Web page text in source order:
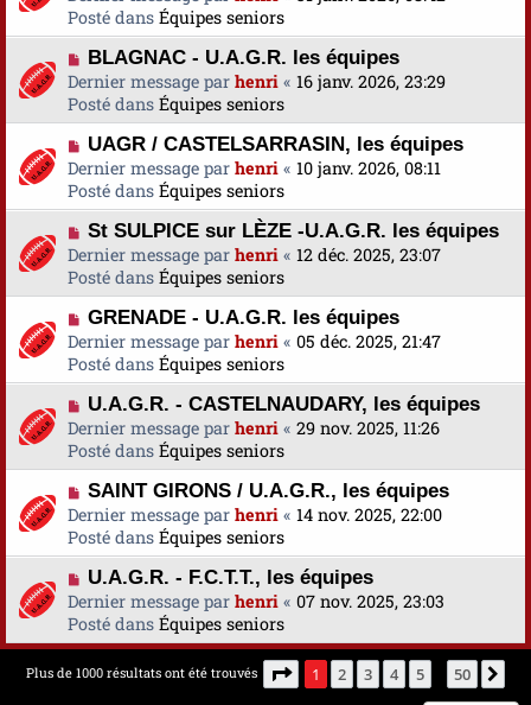
s
a
g
e
u
m
e
s
s
a
g
e
u
v
e
a
u
m
e
s
s
a
g
e
Posté dans Équipes seniors
N
o
u
v
e
a
u
m
e
s
s
a
g
e
BLAGNAC - U.A.G.R. les équipes
Dernier message par henri « 16 janv. 2026, 23:29
Posté dans Équipes seniors
N
o
u
v
e
a
u
m
e
s
s
a
g
e
UAGR / CASTELSARRASIN, les équipes
Dernier message par henri « 10 janv. 2026, 08:11
Posté dans Équipes seniors
N
o
u
v
e
a
u
m
e
s
s
a
g
e
St SULPICE sur LÈZE -U.A.G.R. les équipes
Dernier message par henri « 12 déc. 2025, 23:07
Posté dans Équipes seniors
N
o
u
v
e
a
u
m
e
s
s
a
g
e
GRENADE - U.A.G.R. les équipes
Dernier message par henri « 05 déc. 2025, 21:47
Posté dans Équipes seniors
N
o
u
v
e
a
u
m
e
s
s
a
g
U.A.G.R. - CASTELNAUDARY, les équipes
Dernier message par henri « 29 nov. 2025, 11:26
Posté dans Équipes seniors
N
o
u
v
e
a
u
m
e
SAINT GIRONS / U.A.G.R., les équipes
Dernier message par henri « 14 nov. 2025, 22:00
Posté dans Équipes seniors
N
o
u
v
e
U.A.G.R. - F.C.T.T., les équipes
Dernier message par henri « 07 nov. 2025, 23:03
Posté dans Équipes seniors
Plus de 1000 résultats ont été trouvés Page 1sur50
1 2 3 4 5 50